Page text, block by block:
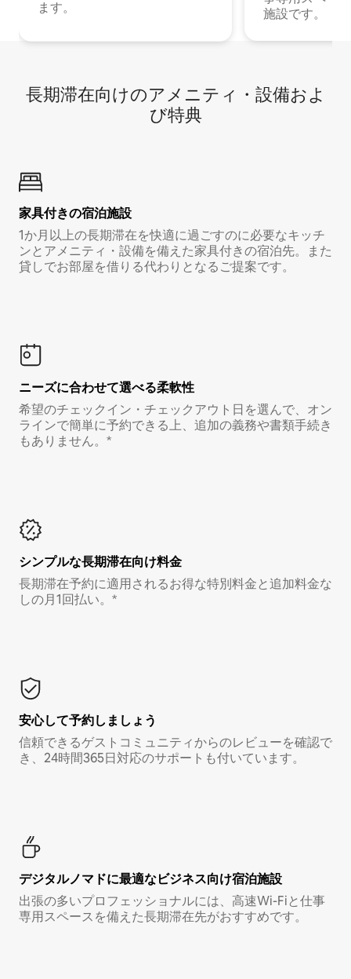
ます。
施設です。
長期滞在向け⁠のア⁠メ⁠ニ⁠テ⁠ィ⁠・設⁠備⁠およ
び特⁠典
家具付き⁠の宿⁠泊⁠施⁠設
1か月以上の長期滞在を快適に過ごすのに必要なキッチ
ンとアメニティ・設備を備えた家具付きの宿泊先。また
貸しでお部屋を借りる代わりとなるご提案です。
ニーズに合わせて選べる柔軟性
希望のチェックイン・チェックアウト日を選んで、オン
ラインで簡単に予約できる上、追加の義務や書類手続き
もありません。*
シンプルな長期滞在向け料金
長期滞在予約に適用されるお得な特別料金と追加料金な
しの月1回払い。*
安心して予約しましょう
信頼できるゲストコミュニティからのレビューを確認で
き、24時間365日対応のサポートも付いています。
デジタルノマド⁠に最⁠適⁠なビ⁠ジ⁠ネ⁠ス⁠向⁠け宿⁠泊⁠施⁠設
出張の多いプロフェッショナルには、高速Wi-Fiと仕事
専用スペースを備えた長期滞在先がおすすめです。